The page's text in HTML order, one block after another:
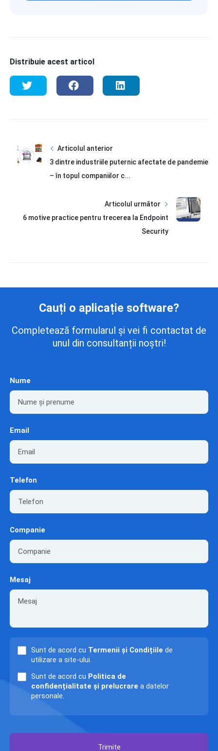
Distribuie acest articol
Articolul anterior
3 dintre industriile puternic afectate de pandemie
– în topul companiilor c...
Articolul următor
6 motive practice pentru trecerea la Endpoint
Security
Cauți o aplicație software?
Completează formularul și vei fi contactat de
unul din consultanții noștri!
Nume
Email
Telefon
Companie
Mesaj
Sunt de acord cu Termenii și Condițiile de
utilizare a site-ului.
Sunt de acord cu Politica de
confidențialitate și prelucrare a datelor
personale.
Trimite